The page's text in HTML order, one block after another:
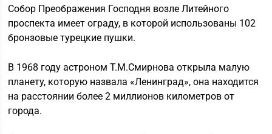
Собор Преображения Господня возле Литейного
проспекта имеет ограду, в которой использованы 102
бронзовые турецкие пушки.
В 1968 году астроном Т.М.Смирнова открыла малую
планету, которую назвала «Ленинград», она находится
на расстоянии более 2 миллионов километров от
города.